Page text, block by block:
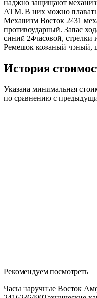
наджно защищают
АТМ. В них можно
Механизм Восток 2431
противоударный. Запас
синий 24часовой, стрелки
Ремешок кожаный чрный,
История
Указана минимальная
по сравнению с
Рекомендуем посмотреть
Часы наручные Восток